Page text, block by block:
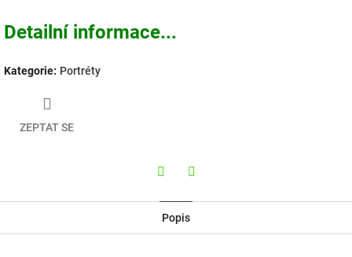
Detailní informace...
Kategorie: Portréty
ZEPTAT SE
Popis